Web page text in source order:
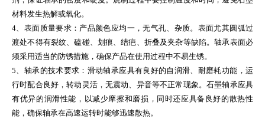
材料发生热解或氧化。
4、表面质量要求：产品颜色应均一，无气孔、杂质。表面尤其圆弧过
渡处不得有裂纹、磕碰、划痕、结疤、折叠及夹杂等缺陷。轴承表面必
须采用适当的防锈措施，确保产品在使用过程中不易生锈。
5、轴承的技术要求：滑动轴承应具有良好的自润滑、耐磨耗功能，运
行时配合良好，转动灵活，无震动、异音等不正常现象。石墨轴承应具
有优异的润滑性能，以减少摩擦和磨损，同时还应具备良好的散热性
能，确保轴承在高速运转时能够迅速散热。